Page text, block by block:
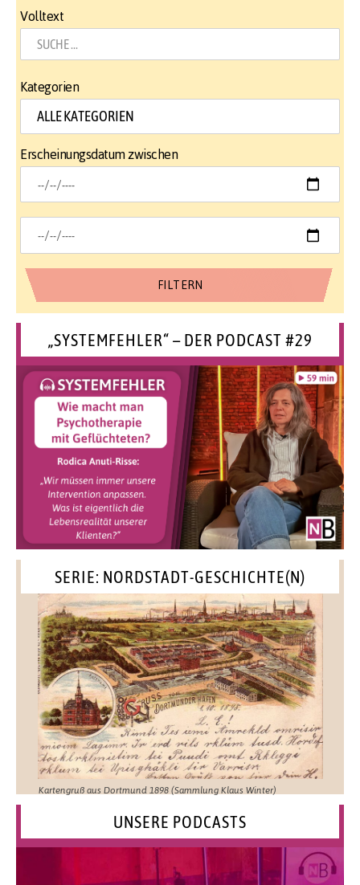
Volltext
Kategorien
Erscheinungsdatum zwischen
„SYSTEMFEHLER“ – DER PODCAST #29
SERIE: NORDSTADT-GESCHICHTE(N)
Kartengruß aus Dortmund 1898 (Sammlung Klaus Winter)
UNSERE PODCASTS